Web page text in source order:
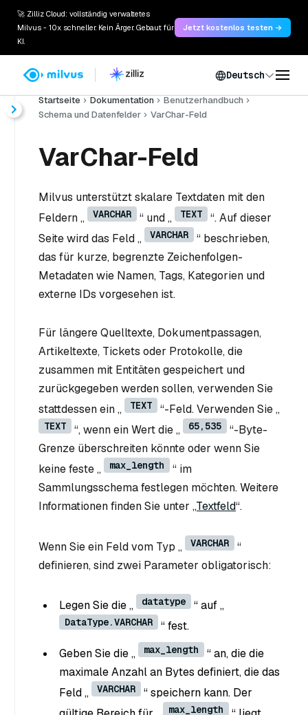
🚀 Zilliz Cloud: vollständig verwaltetes
Milvus - 10x schneller. Kein Ärger. Gebaut für
KI.
Jetzt kostenlos testen →
Deutsch
Startseite Dokumentation
Benutzerhandbuch
Schema und Datenfelder
VarChar-Feld
VarChar-Feld
Milvus unterstützt skalare Textdaten mit den
Feldern „
VARCHAR “ und „ TEXT
“. Auf dieser
Seite wird das Feld „
VARCHAR
“ beschrieben,
das für kurze, begrenzte Zeichenfolgen-
Metadaten wie Namen, Tags, Kategorien und
externe IDs vorgesehen ist.
Für längere Quelltexte, Dokumentpassagen,
Artikeltexte, Tickets oder Protokolle, die
zusammen mit Entitäten gespeichert und
zurückgegeben werden sollen, verwenden Sie
stattdessen ein „
TEXT “-Feld. Verwenden Sie „
TEXT “, wenn ein Wert die „ 65,535
“-Byte-
Grenze überschreiten könnte oder wenn Sie
keine feste „
max_length
“ im
Sammlungsschema festlegen möchten. Weitere
Informationen finden Sie unter „Textfeld“.
Wenn Sie ein Feld vom Typ „ VARCHAR
“
definieren, sind zwei Parameter obligatorisch:
Legen Sie die „ datatype “ auf „
DataType.VARCHAR
“ fest.
Geben Sie die „
max_length
“ an, die die
maximale Anzahl an Bytes definiert, die das
Feld „
VARCHAR
“ speichern kann. Der
max_length